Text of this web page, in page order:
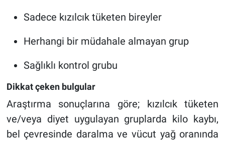
Sadece kızılcık tüketen bireyler
Herhangi bir müdahale almayan grup
Sağlıklı kontrol grubu
Dikkat çeken bulgular
Araştırma sonuçlarına göre; kızılcık tüketen
ve/veya diyet uygulayan gruplarda kilo kaybı,
bel çevresinde daralma ve vücut yağ oranında